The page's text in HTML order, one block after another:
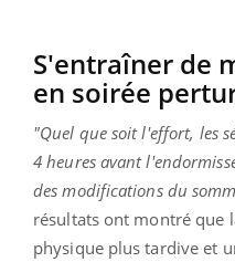
S'entraîner de
en soirée
"Quel que soit l'effort, les
4 heures avant
des modifications du
résultats ont montré que
physique plus tardive et